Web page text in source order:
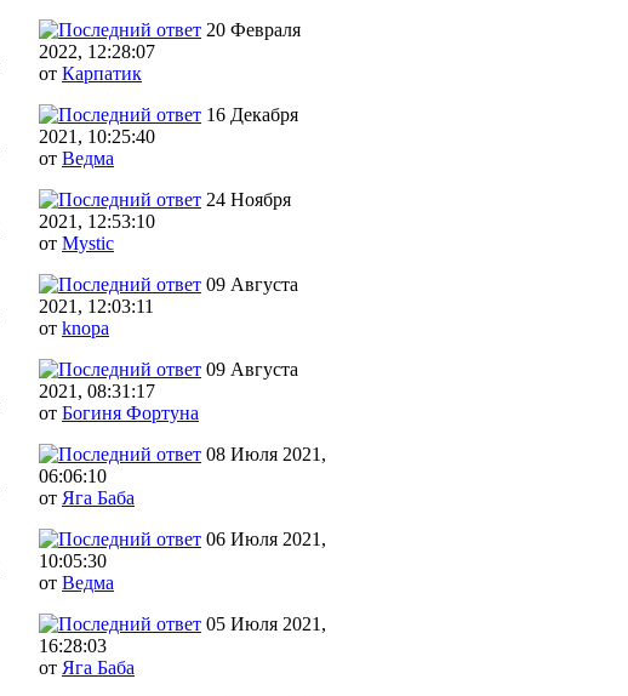
20 Февраля
2022, 12:28:07
от Карпатик
16 Декабря
2021, 10:25:40
от Ведма
24 Ноября
2021, 12:53:10
от Mystic
09 Августа
2021, 12:03:11
от knopa
09 Августа
2021, 08:31:17
от Богиня Фортуна
08 Июля 2021,
06:06:10
от Яга Баба
06 Июля 2021,
10:05:30
от Ведма
05 Июля 2021,
16:28:03
от Яга Баба